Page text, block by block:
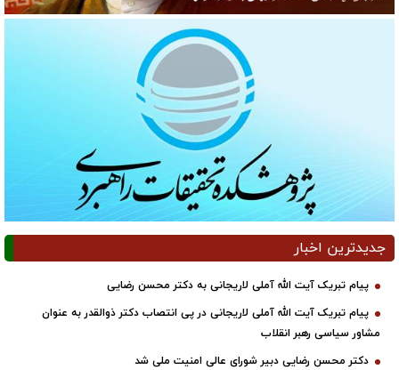
جدیدترین اخبار
پیام تبریک آیت الله آملی لاریجانی به دکتر محسن رضایی
پیام تبریک آیت الله آملی لاریجانی در پی انتصاب دکتر ذوالقدر به عنوان
مشاور سیاسی رهبر انقلاب
دکتر محسن رضایی دبیر شورای عالی امنیت ملی شد